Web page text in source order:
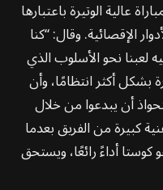
عالية الوتيرة باعتبارها
الإقصائية. وقال: “كنا
لعبنا نحو الأسلوب الذي
بشكل أكثر انتظامًا، وأن
أن يبدعوا من خلال
كبيرة من الفريق بعدما
أداءً رائعًا، ويستحق